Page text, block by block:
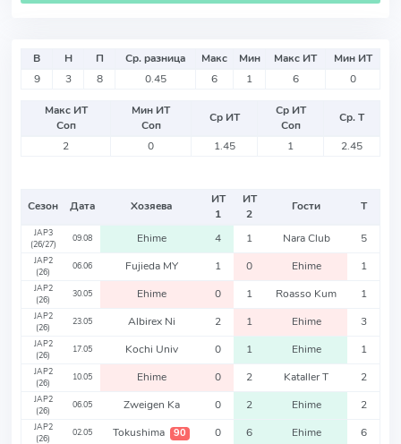
В Н П Ср. разница Макс Мин Макс ИТ
Мин ИТ
9
3 8 0.45 6 1 6 0
Макс ИТ
Соп
Мин ИТ
Соп
Ср ИТ
Ср ИТ
Соп
Ср. Т
2
0 1.45 1 2.45
Сезон Дата Хозяева
ИТ
1
ИТ
2
Гости Т
JAP3
(26/27)
09.08 Ehime 4 1 Nara Club 5
JAP2
(26)
06.06 Fujieda MY 1 0 Ehime 1
JAP2
(26)
30.05 Ehime 0 1 Roasso Kum 1
JAP2
(26)
23.05 Albirex Ni 2 1 Ehime 3
JAP2
(26)
17.05 Kochi Univ 0 1 Ehime 1
JAP2
(26)
10.05 Ehime 0 2 Kataller T 2
JAP2
(26)
06.05 Zweigen Ka 0 2 Ehime 2
JAP2
(26)
02.05 Tokushima 90 0 6 Ehime 6